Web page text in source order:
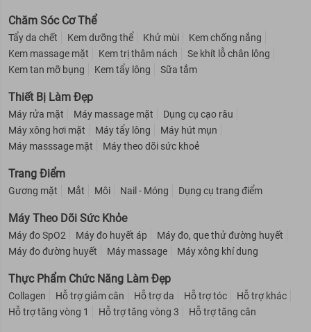
Chăm Sóc Cơ Thể
Tẩy da chết Kem dưỡng thể Khử mùi
Kem chống nắng
Kem massage mặt
Kem trị thâm nách
Se khít lỗ chân lông
Kem tan mỡ bụng
Kem tẩy lông Sữa tắm
Thiết Bị Làm Đẹp
Máy rửa mặt Máy massage mặt
Dụng cụ cạo râu
Máy xông hơi mặt
Máy tẩy lông
Máy hút mụn
Máy masssage mặt
Máy theo dõi sức khoẻ
Trang Điểm
Gương mặt Mắt Môi Nail - Móng Dụng cụ trang điểm
Máy Theo Dõi Sức Khỏe
Máy đo SpO2 Máy đo huyết áp
Máy đo, que thử đường huyết
Máy đo đường huyết
Máy massage Máy xông khí dung
Thực Phẩm Chức Năng Làm Đẹp
Collagen Hỗ trợ giảm cân Hỗ trợ da Hỗ trợ tóc
Hỗ trợ khác
Hỗ trợ tăng vòng 1
Hỗ trợ tăng vòng 3 Hỗ trợ tăng cân